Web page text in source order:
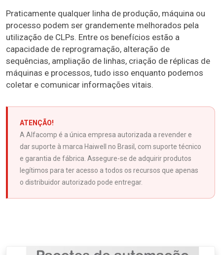
Praticamente qualquer linha de produção, máquina ou
processo podem ser grandemente melhorados pela
utilização de CLPs. Entre os benefícios estão a
capacidade de reprogramação, alteração de
sequências, ampliação de linhas, criação de réplicas de
máquinas e processos, tudo isso enquanto podemos
coletar e comunicar informações vitais.
ATENÇÃO!
A Alfacomp é a única empresa autorizada a revender e
dar suporte à marca Haiwell no Brasil, com suporte técnico
e garantia de fábrica. Assegure-se de adquirir produtos
legítimos para ter acesso a todos os recursos que apenas
o distribuidor autorizado pode entregar.